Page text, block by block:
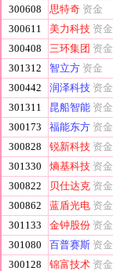
300608
思特奇 资金
300611
美力科技 资金
300408
三环集团 资金
301312
智立方 资金
300442
润泽科技 资金
301311
昆船智能 资金
300173
福能东方 资金
300828
锐新科技 资金
301330
熵基科技 资金
300822
贝仕达克 资金
300862
蓝盾光电 资金
301133
金钟股份 资金
301080
百普赛斯 资金
300128
锦富技术 资金